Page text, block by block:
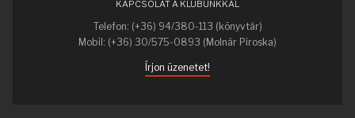
KAPCSOLAT A KLUBUNKKAL
Telefon: (+36) 94/380-113 (könyvtár)
Mobil: (+36) 30/575-0893 (Molnár Piroska)
Írjon üzenetet!